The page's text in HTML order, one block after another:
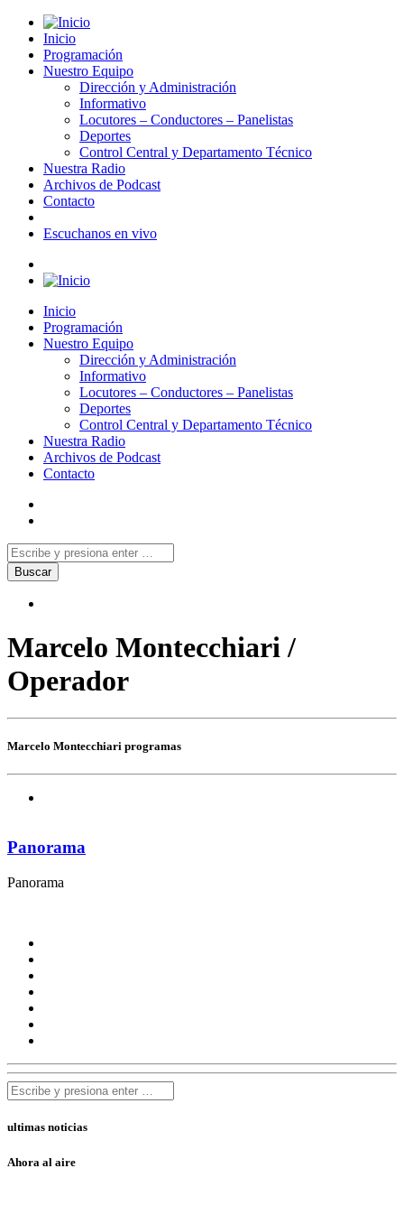
Inicio
Programación
Nuestro Equipo
Dirección y Administración
Informativo
Locutores – Conductores – Panelistas
Deportes
Control Central y Departamento Técnico
Nuestra Radio
Archivos de Podcast
Contacto
Escuchanos en vivo
Inicio
Programación
Nuestro Equipo
Dirección y Administración
Informativo
Locutores – Conductores – Panelistas
Deportes
Control Central y Departamento Técnico
Nuestra Radio
Archivos de Podcast
Contacto
Marcelo Montecchiari /
Operador
Marcelo Montecchiari programas
Panorama
Panorama
ultimas noticias
Ahora al aire